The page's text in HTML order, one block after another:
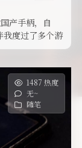
产手柄，自
我度过了多个游
1487 热度
无~
随笔